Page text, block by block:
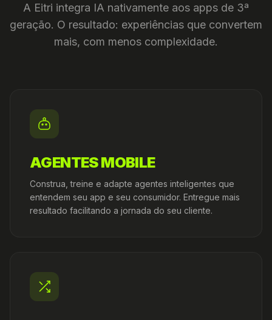
A Eitri integra IA nativamente aos apps de 3ª
geração. O resultado: experiências que convertem
mais, com menos complexidade.
AGENTES MOBILE
Construa, treine e adapte agentes inteligentes que
entendem seu app e seu consumidor. Entregue mais
resultado facilitando a jornada do seu cliente.